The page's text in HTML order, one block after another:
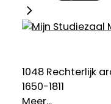
1048 Rechterlijk
1650-1811